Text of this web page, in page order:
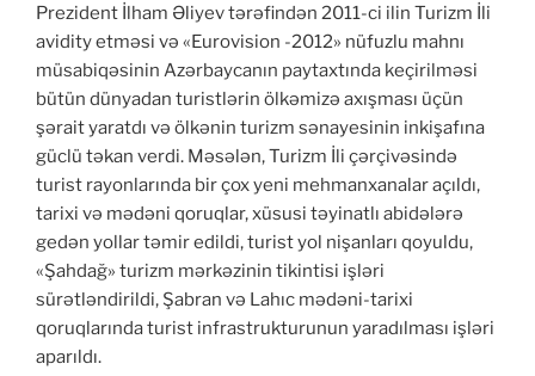
Prezident İlham Əliyev tərəfindən 2011-ci ilin Turizm İli
avidity etməsi və «Eurovision -2012» nüfuzlu mahnı
müsabiqəsinin Azərbaycanın paytaxtında keçirilməsi
bütün dünyadan turistlərin ölkəmizə axışması üçün
şərait yaratdı və ölkənin turizm sənayesinin inkişafına
güclü təkan verdi. Məsələn, Turizm İli çərçivəsində
turist rayonlarında bir çox yeni mehmanxanalar açıldı,
tarixi və mədəni qoruqlar, xüsusi təyinatlı abidələrə
gedən yollar təmir edildi, turist yol nişanları qoyuldu,
«Şahdağ» turizm mərkəzinin tikintisi işləri
sürətləndirildi, Şabran və Lahıc mədəni-tarixi
qoruqlarında turist infrastrukturunun yaradılması işləri
aparıldı.